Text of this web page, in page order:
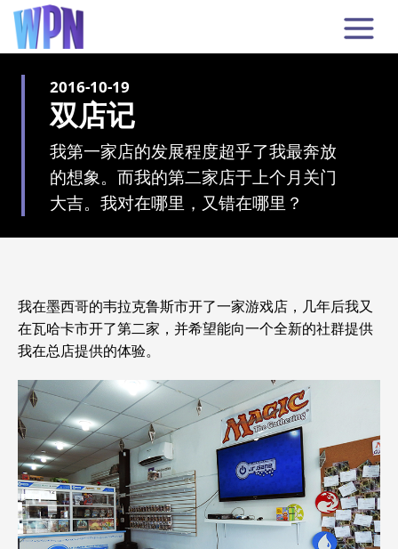
2016-10-19
双店记
我第一家店的发展程度超乎了我最奔放
的想象。而我的第二家店于上个月关门
大吉。我对在哪里，又错在哪里？
我在墨西哥的韦拉克鲁斯市开了一家游戏店，几年后我又
在瓦哈卡市开了第二家，并希望能向一个全新的社群提供
我在总店提供的体验。